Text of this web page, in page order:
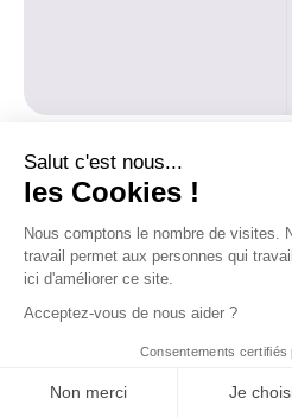
Télécharger
Année
2026
Salut c'est nous...
les Cookies !
Nous comptons le nombre de visites.
travail permet aux personnes qui
ici d'améliorer ce site.
Acceptez-vous de nous aider ?
Consentements certifiés
Non merci Je